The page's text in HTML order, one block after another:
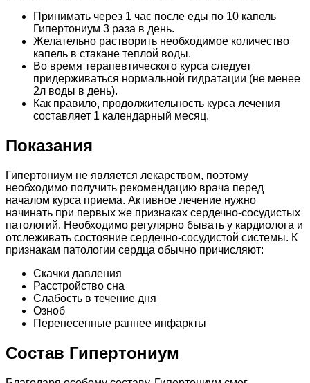
Принимать через 1 час после еды по 10 капель
Гипертониум 3 раза в день.
Желательно растворить необходимое количество
капель в стакане теплой воды.
Во время терапевтического курса следует
придерживаться нормальной гидратации (не менее
2л воды в день).
Как правило, продолжительность курса лечения
составляет 1 календарный месяц.
Показания
Гипертониум не является лекарством, поэтому
необходимо получить рекомендацию врача перед
началом курса приема. Активное лечение нужно
начинать при первых же признаках сердечно-сосудистых
патологий. Необходимо регулярно бывать у кардиолога и
отслеживать состояние сердечно-сосудистой системы. К
признакам патологии сердца обычно причисляют:
Скачки давления
Расстройство сна
Слабость в течение дня
Озноб
Перенесенные раннее инфаркты
Состав Гипертониум